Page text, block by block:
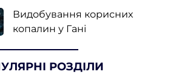
Видобування корисних
копалин у Гані
РОЗДІЛИ